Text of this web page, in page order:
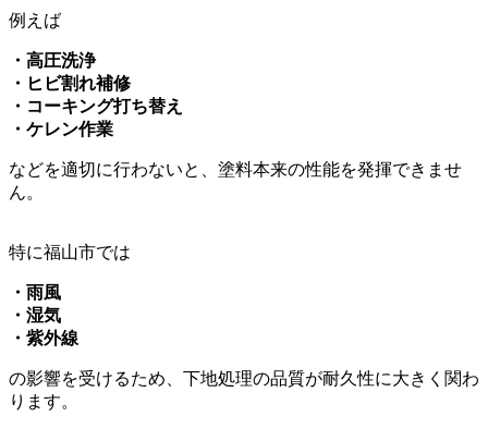
例えば
・高圧洗浄
・ヒビ割れ補修
・コーキング打ち替え
・ケレン作業
などを適切に行わないと、塗料本来の性能を発揮できませ
ん。
特に福山市では
・雨風
・湿気
・紫外線
の影響を受けるため、下地処理の品質が耐久性に大きく関わ
ります。